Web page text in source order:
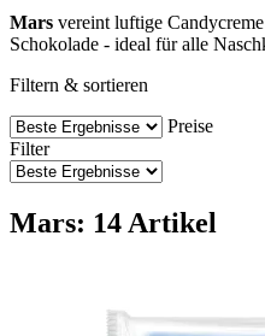
Mars vereint luftige
Schokolade - ideal für alle
Filtern & sortieren
Preise
Filter
Mars: 14 Artikel